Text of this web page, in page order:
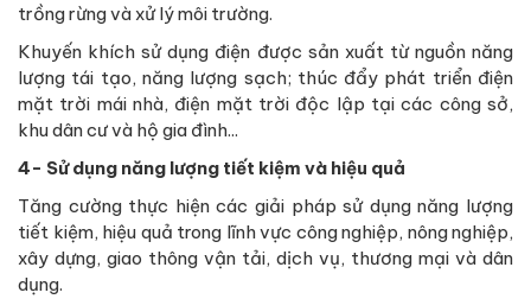
trồng rừng và xử lý môi trường.
Khuyến khích sử dụng điện được sản xuất từ nguồn năng
lượng tái tạo, năng lượng sạch; thúc đẩy phát triển điện
mặt trời mái nhà, điện mặt trời độc lập tại các công sở,
khu dân cư và hộ gia đình...
4- Sử dụng năng lượng tiết kiệm và hiệu quả
Tăng cường thực hiện các giải pháp sử dụng năng lượng
tiết kiệm, hiệu quả trong lĩnh vực công nghiệp, nông nghiệp,
xây dựng, giao thông vận tải, dịch vụ, thương mại và dân
dụng.